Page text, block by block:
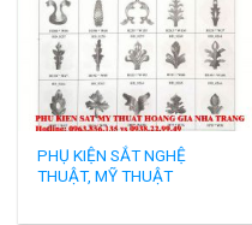
PHỤ KIỆN SẮT NGHỆ
THUẬT, MỸ THUẬT